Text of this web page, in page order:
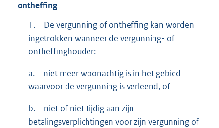
ontheffing
1.
De vergunning of ontheffing kan worden
ingetrokken wanneer de vergunning- of
ontheffinghouder:
a.
niet meer woonachtig is in het gebied
waarvoor de vergunning is verleend, of
b.
niet of niet tijdig aan zijn
betalingsverplichtingen voor zijn vergunning of